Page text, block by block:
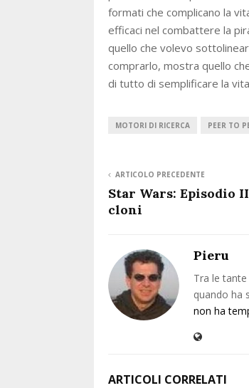
formati che complicano la
efficaci nel combattere la
quello che volevo
comprarlo, mostra quello
di tutto di semplificare la
MOTORI DI RICERCA PEER TO
ARTICOLO PRECEDENTE
Star Wars: Episodio
cloni
Pieru
Tra le
quando ha
non ha
ARTICOLI CORRELATI